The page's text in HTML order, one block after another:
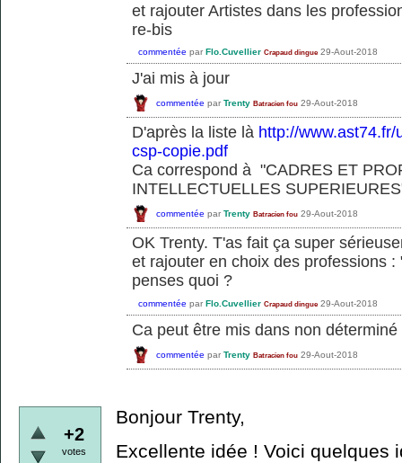
et rajouter Artistes dans les
re-bis
commentée par Flo.Cuvellier Crapaud dingue 29-Aout-2018
J'ai mis à jour
commentée par Trenty Batracien fou 29-Aout-2018
D'après la liste là http://
csp-copie.pdf
Ca correspond à "CADRES ET
INTELLECTUELLES
commentée par Trenty Batracien fou 29-Aout-2018
OK Trenty. T'as fait ça super
et rajouter en choix des professions
penses quoi ?
commentée par Flo.Cuvellier Crapaud dingue 29-Aout-2018
Ca peut être mis dans non déterminé
commentée par Trenty Batracien fou 29-Aout-2018
+2
votes
Bonjour Trenty,
Excellente idée ! Voici quelques